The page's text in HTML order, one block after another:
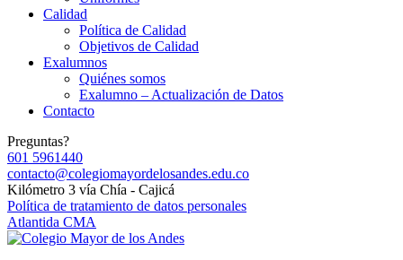
Calidad
Política de Calidad
Objetivos de Calidad
Exalumnos
Quiénes somos
Exalumno – Actualización de Datos
Contacto
Preguntas?
601 5961440
contacto@colegiomayordelosandes.edu.co
Kilómetro 3 vía Chía - Cajicá
Política de tratamiento de datos personales
Atlantida CMA